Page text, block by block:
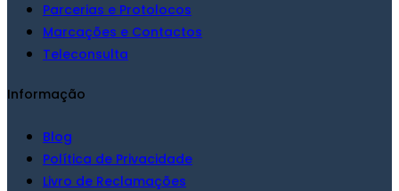
Parcerias e Protolocos
Marcações e Contactos
Teleconsulta
Informação
Blog
Política de Privacidade
Livro de Reclamações